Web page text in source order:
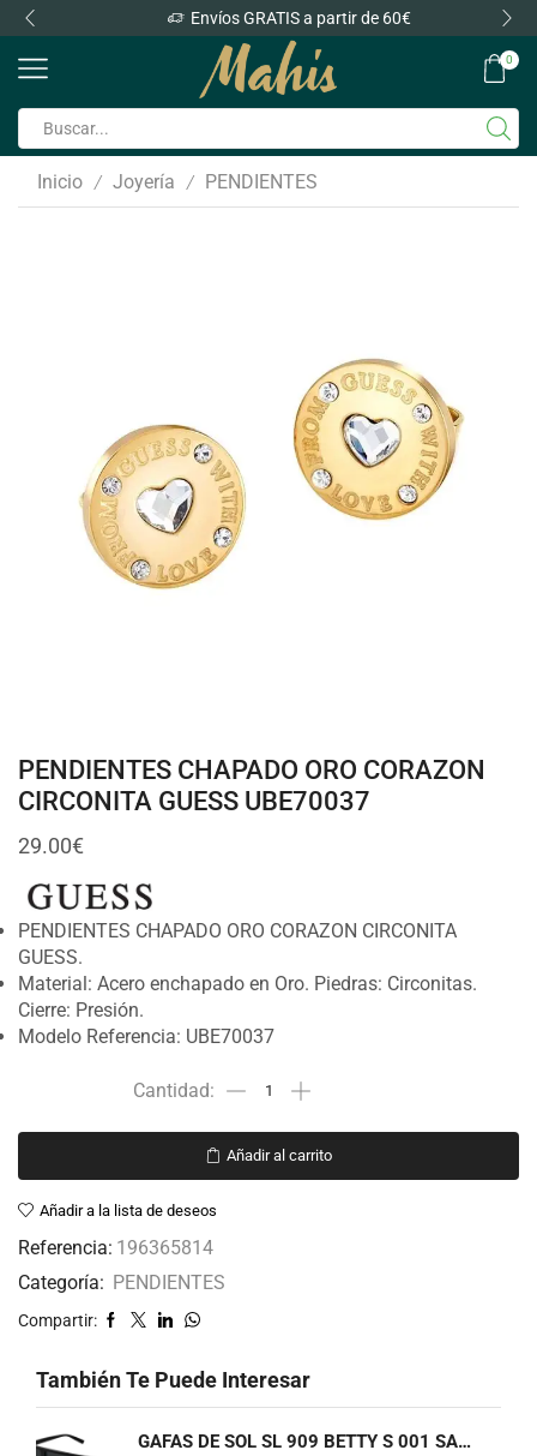
Envíos GRATIS a partir de 60€
0
Inicio / Joyería / PENDIENTES
PENDIENTES CHAPADO ORO CORAZON
CIRCONITA GUESS UBE70037
29.00€
PENDIENTES CHAPADO ORO CORAZON CIRCONITA
GUESS.
Material: Acero enchapado en Oro. Piedras: Circonitas.
Cierre: Presión.
Modelo Referencia: UBE70037
Añadir al carrito
Añadir a la lista de deseos
Referencia: 196365814
Categoría: PENDIENTES
Compartir:
También Te Puede Interesar
GAFAS DE SOL SL 909 BETTY S 001 SAINT LAURENT